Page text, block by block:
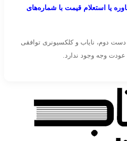
یا استعلام قیمت با شماره‌های
دوم، نایاب و کلکسیونری توافقی
وجه وجود ندارد.